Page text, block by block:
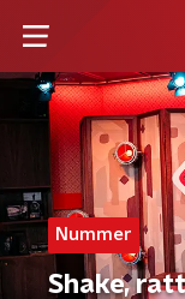
Nummer
Shake,